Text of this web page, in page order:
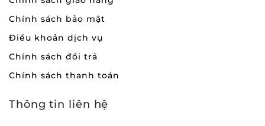
Chính sách bảo mật
Điều khoản dịch vụ
Chính sách đổi trả
Chính sách thanh toán
Thông tin liên hệ